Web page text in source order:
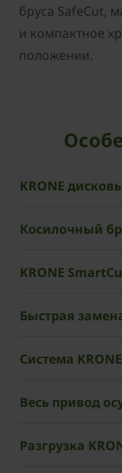
бруса SafeCut,
и компактное
положении.
KRONE
Косилочный
KRONE
Быстрая
Система
Весь привод
Разгрузка